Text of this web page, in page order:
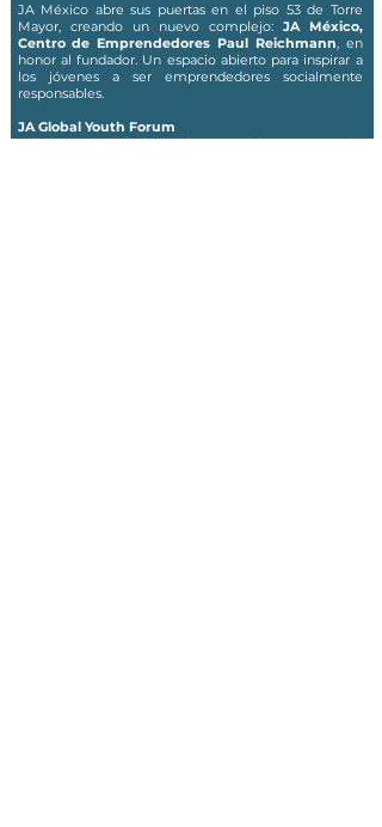
JA México abre sus puertas en el piso 53 de Torre
Mayor, creando un nuevo complejo:JA México,
Centro de Emprendedores Paul Reichmann, en
honor al fundador. Un espacio abierto para inspirar a
los jóvenes a ser emprendedores socialmente
responsables.
JA Global Youth Forum
Evento inaugural de los festejos del centenario de